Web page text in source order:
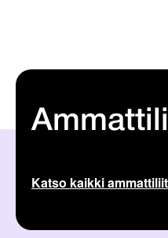
Katso kaikki